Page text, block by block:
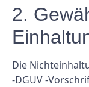
2.
Die
-DGUV -